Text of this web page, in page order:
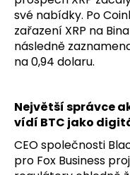
své nabídky. Po
zařazení XRP na
následně
na 0,94 dolaru.
Největší správce
vídí BTC jako
CEO společnosti
pro Fox Business